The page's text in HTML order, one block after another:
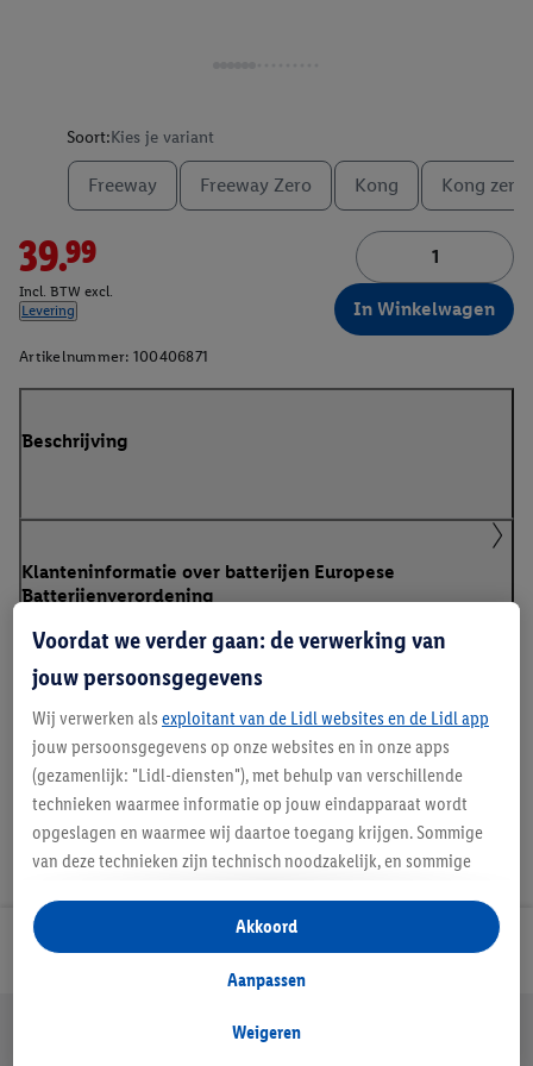
Soort:Kies je variant
Freeway Freeway Zero Kong Kong zero
39.99
Incl. BTW excl.
Levering
In Winkelwagen
Artikelnummer: 100406871
Beschrijving
Klanteninformatie over batterijen Europese
Batterijenverordening
Lidl Nieuwsbrief
Jouw voordelen bij ons als Lidl webshop klant
Voordat we verder gaan: de verwerking van
jouw persoonsgegevens
Wij verwerken als exploitant van de Lidl websites en de Lidl app
jouw persoonsgegevens op onze websites en in onze apps
(gezamenlijk: "Lidl-diensten"), met behulp van verschillende
technieken waarmee informatie op jouw eindapparaat wordt
opgeslagen en waarmee wij daartoe toegang krijgen. Sommige
van deze technieken zijn technisch noodzakelijk, en sommige
opslaan van voorkeursinstellingen, het verzamelen en
analyseren van statistieken of voor het tonen van
gepersonaliseerde reclame binnen en buiten de Lidl-diensten.
gegevens over jouw aankoopgedrag in de winkel ook voor de
Weigeren
Aanpassen
Akkoord